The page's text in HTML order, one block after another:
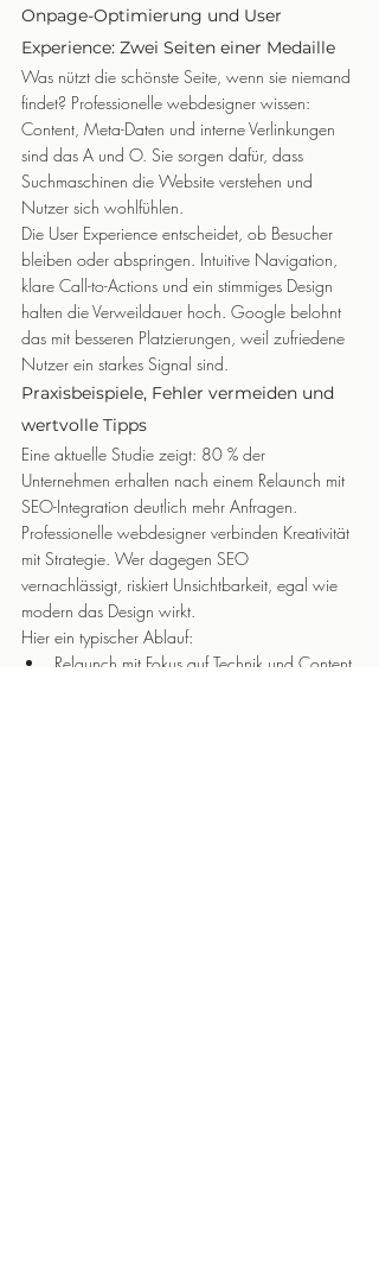
Onpage-Optimierung und User
Experience: Zwei Seiten einer Medaille
Was nützt die schönste Seite, wenn sie niemand
findet? Professionelle webdesigner wissen:
Content, Meta-Daten und interne Verlinkungen
sind das A und O. Sie sorgen dafür, dass
Suchmaschinen die Website verstehen und
Nutzer sich wohlfühlen.
Die User Experience entscheidet, ob Besucher
bleiben oder abspringen. Intuitive Navigation,
klare Call-to-Actions und ein stimmiges Design
halten die Verweildauer hoch. Google belohnt
das mit besseren Platzierungen, weil zufriedene
Nutzer ein starkes Signal sind.
Praxisbeispiele, Fehler vermeiden und
wertvolle Tipps
Eine aktuelle Studie zeigt: 80 % der
Unternehmen erhalten nach einem Relaunch mit
SEO-Integration deutlich mehr Anfragen.
Professionelle webdesigner verbinden Kreativität
mit Strategie. Wer dagegen SEO
vernachlässigt, riskiert Unsichtbarkeit, egal wie
modern das Design wirkt.
Hier ein typischer Ablauf:
Relaunch mit Fokus auf Technik und Content